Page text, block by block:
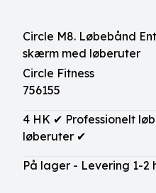
Circle M8. Løbebånd
skærm med løberuter
Circle Fitness
756155
4 HK ✔ Professionelt
løberuter ✔
På lager - Levering 1-2